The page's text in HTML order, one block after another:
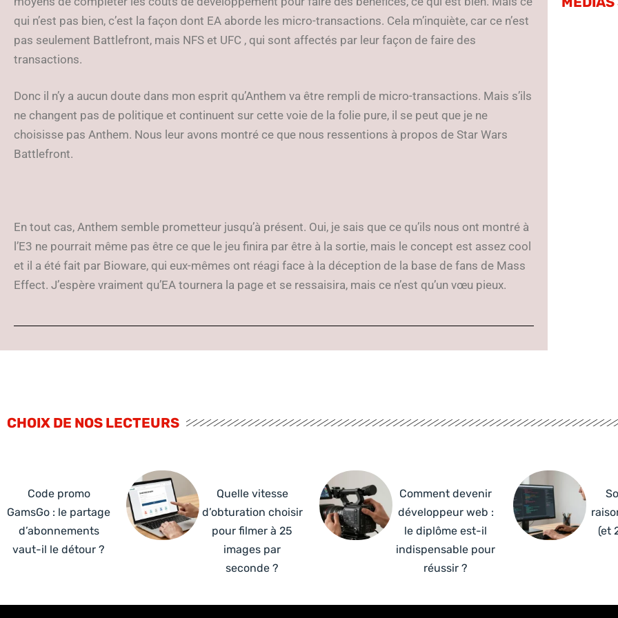
qui n’est pas bien, c’est la façon dont EA aborde les micro-transactions. Cela m’inquiète, car ce n’est
pas seulement Battlefront, mais NFS et UFC , qui sont affectés par leur façon de faire des
transactions.
Donc il n’y a aucun doute dans mon esprit qu’Anthem va être rempli de micro-transactions. Mais s’ils
ne changent pas de politique et continuent sur cette voie de la folie pure, il se peut que je ne
choisisse pas Anthem. Nous leur avons montré ce que nous ressentions à propos de Star Wars
Battlefront.
En tout cas, Anthem semble prometteur jusqu’à présent. Oui, je sais que ce qu’ils nous ont montré à
l’E3 ne pourrait même pas être ce que le jeu finira par être à la sortie, mais le concept est assez cool
et il a été fait par Bioware, qui eux-mêmes ont réagi face à la déception de la base de fans de Mass
Effect. J’espère vraiment qu’EA tournera la page et se ressaisira, mais ce n’est qu’un vœu pieux.
CHOIX DE NOS LECTEURS
Code promo
GamsGo : le partage
d’abonnements
vaut-il le détour ?
Quelle vitesse
d’obturation choisir
pour filmer à 25
images par
seconde ?
Comment devenir
développeur web :
le diplôme est-il
indispensable pour
réussir ?
(et